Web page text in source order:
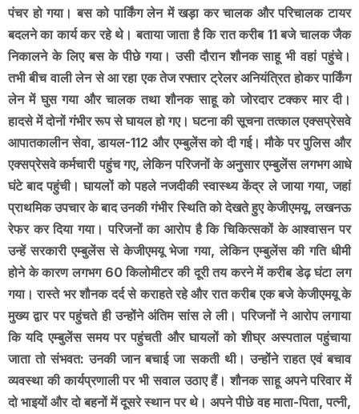
पंचर हो गया। बस को पार्किंग लेन में खड़ा कर चालक और परिचालक टायर
बदलने का कार्य कर रहे थे। बताया जाता है कि रात करीब 11 बजे चालक जैक
निकालने के लिए बस के पीछे गया। उसी दौरान शौनक साहू भी वहां पहुंचे।
तभी बीच वाली लेन से आ रहा एक तेज रफ्तार ट्रेलर अनियंत्रित होकर पार्किंग
लेन में घुस गया और चालक तथा शौनक साहू को जोरदार टक्कर मार दी।
हादसे में दोनों गंभीर रूप से घायल हो गए। घटना की सूचना तत्काल एक्सप्रेसवे
आपातकालीन सेवा, डायल-112 और एम्बुलेंस को दी गई। मौके पर पुलिस और
एक्सप्रेसवे कर्मचारी पहुंच गए, लेकिन परिजनों के अनुसार एम्बुलेंस लगभग आधे
घंटे बाद पहुंची। घायलों को पहले नजदीकी स्वास्थ्य केंद्र ले जाया गया, जहां
प्राथमिक उपचार के बाद उनकी गंभीर स्थिति को देखते हुए केजीएमयू, लखनऊ
रेफर कर दिया गया। परिजनों का आरोप है कि चिकित्सकों के आश्वासन पर
उन्हें सरकारी एम्बुलेंस से केजीएमयू भेजा गया, लेकिन एम्बुलेंस की गति धीमी
होने के कारण लगभग 60 किलोमीटर की दूरी तय करने में करीब डेढ़ घंटा लग
गया। रास्ते भर शौनक दर्द से कराहते रहे और रात करीब एक बजे केजीएमयू के
मुख्य द्वार पर पहुंचते ही उन्होंने अंतिम सांस ले ली। परिजनों ने आरोप लगाया
कि यदि एम्बुलेंस समय पर पहुंचती और घायलों को शीघ्र अस्पताल पहुंचाया
जाता तो संभवत: उनकी जान बचाई जा सकती थी। उन्होंने राहत एवं बचाव
व्यवस्था की कार्यप्रणाली पर भी सवाल उठाए हैं। शौनक साहू अपने परिवार में
दो भाइयों और दो बहनों में दूसरे स्थान पर थे। अपने पीछे वह माता-पिता, पत्नी,